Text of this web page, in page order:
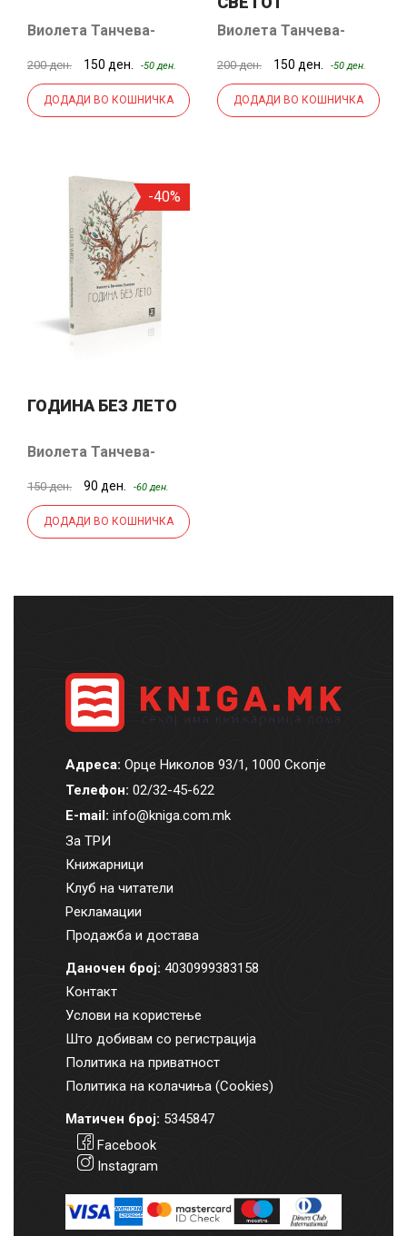
Виолета Танчева-
200 ден. 150 ден. -50 ден.
ДОДАДИ ВО КОШНИЧКА
Виолета Танчева-
200 ден. 150 ден. -50 ден.
ДОДАДИ ВО КОШНИЧКА
-40%
ГОДИНА БЕЗ ЛЕТО
Виолета Танчева-
150 ден. 90 ден. -60 ден.
ДОДАДИ ВО КОШНИЧКА
Адреса: Орце Николов 93/1, 1000 Скопје
Телефон: 02/32-45-622
E-mail: info@kniga.com.mk
За ТРИ
Книжарници
Клуб на читатели
Рекламации
Продажба и достава
Даночен број: 4030999383158
Контакт
Услови на користење
Што добивам со регистрација
Политика на приватност
Политика на колачиња (Cookies)
Матичен број: 5345847
Facebook
Instagram